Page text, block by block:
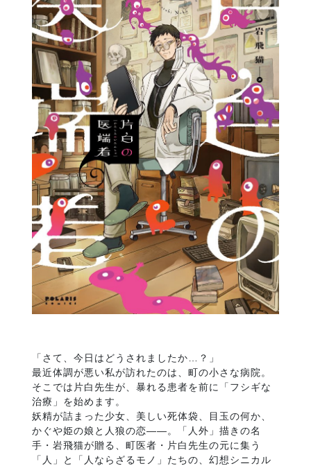
「さて、今日はどうされましたか…？」
最近体調が悪い私が訪れたのは、町の小さな病院。
そこでは片白先生が、暴れる患者を前に「フシギな
治療」を始めます。
妖精が詰まった少女、美しい死体袋、目玉の何か、
かぐや姫の娘と人狼の恋――。「人外」描きの名
手・岩飛猫が贈る、町医者・片白先生の元に集う
「人」と「人ならざるモノ」たちの、幻想シニカル